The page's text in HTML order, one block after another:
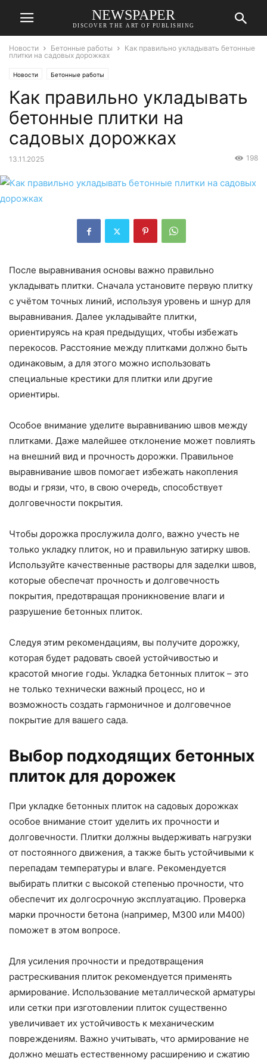
NEWSPAPER
DISCOVER THE ART OF PUBLISHING
Новости Бетонные работы
Как правильно укладывать бетонные
плитки на садовых дорожках
Новости Бетонные работы
Как правильно укладывать
бетонные плитки на
садовых дорожках
13.11.2025 198
После выравнивания основы важно правильно
укладывать плитки. Сначала установите первую плитку
с учётом точных линий, используя уровень и шнур для
выравнивания. Далее укладывайте плитки,
ориентируясь на края предыдущих, чтобы избежать
перекосов. Расстояние между плитками должно быть
одинаковым, а для этого можно использовать
специальные крестики для плитки или другие
ориентиры.
Особое внимание уделите выравниванию швов между
плитками. Даже малейшее отклонение может повлиять
на внешний вид и прочность дорожки. Правильное
выравнивание швов помогает избежать накопления
воды и грязи, что, в свою очередь, способствует
долговечности покрытия.
Чтобы дорожка прослужила долго, важно учесть не
только укладку плиток, но и правильную затирку швов.
Используйте качественные растворы для заделки швов,
которые обеспечат прочность и долговечность
покрытия, предотвращая проникновение влаги и
разрушение бетонных плиток.
Следуя этим рекомендациям, вы получите дорожку,
которая будет радовать своей устойчивостью и
красотой многие годы. Укладка бетонных плиток – это
не только технически важный процесс, но и
возможность создать гармоничное и долговечное
покрытие для вашего сада.
Выбор подходящих бетонных
плиток для дорожек
При укладке бетонных плиток на садовых дорожках
особое внимание стоит уделить их прочности и
долговечности. Плитки должны выдерживать нагрузки
от постоянного движения, а также быть устойчивыми к
перепадам температуры и влаге. Рекомендуется
выбирать плитки с высокой степенью прочности, что
обеспечит их долгосрочную эксплуатацию. Проверка
марки прочности бетона (например, М300 или М400)
поможет в этом вопросе.
Для усиления прочности и предотвращения
растрескивания плиток рекомендуется применять
армирование. Использование металлической арматуры
или сетки при изготовлении плиток существенно
увеличивает их устойчивость к механическим
повреждениям. Важно учитывать, что армирование не
должно мешать естественному расширению и сжатию